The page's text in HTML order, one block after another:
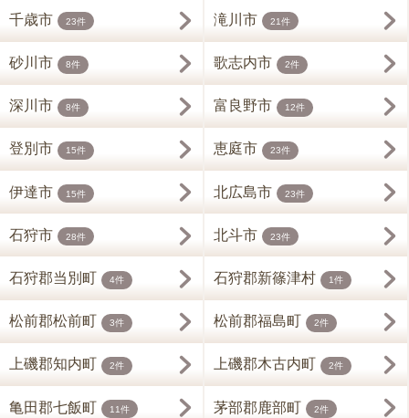
千歳市 23件 滝川市 21件
砂川市 8件 歌志内市 2件
深川市 8件 富良野市 12件
登別市 15件 恵庭市 23件
伊達市 15件 北広島市 23件
石狩市 28件 北斗市 23件
石狩郡当別町 4件 石狩郡新篠津村 1件
松前郡松前町 3件 松前郡福島町 2件
上磯郡知内町 2件 上磯郡木古内町 2件
亀田郡七飯町 11件 茅部郡鹿部町 2件